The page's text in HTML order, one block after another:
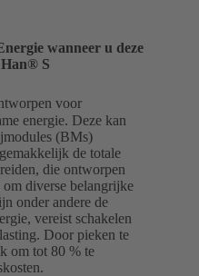
wanneer u deze
S
voor
energie. Deze kan
(BMs)
de totale
die ontworpen
diverse belangrijke
onder andere de
vereist schakelen
Door pieken te
om tot 80 % te